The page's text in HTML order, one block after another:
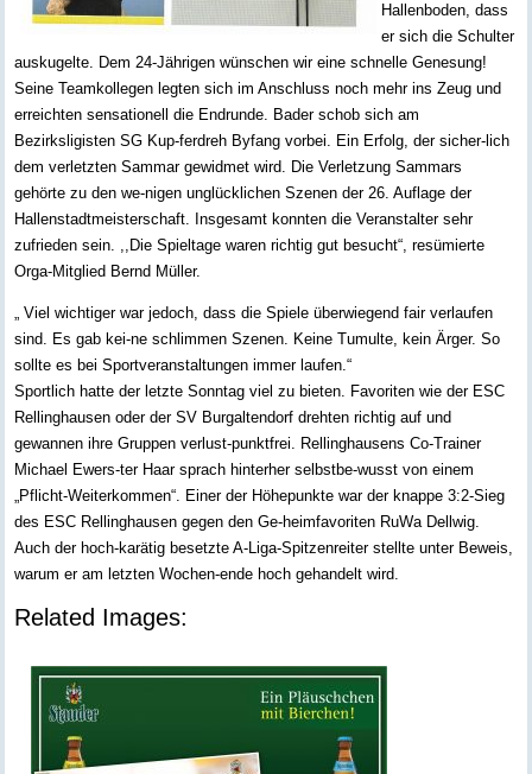
Hallenboden, dass
er sich die Schulter
auskugelte. Dem 24-Jährigen wünschen wir eine schnelle Genesung!
Seine Teamkollegen legten sich im Anschluss noch mehr ins Zeug und
erreichten sensationell die Endrunde. Bader schob sich am
Bezirksligisten SG Kup-ferdreh Byfang vorbei. Ein Erfolg, der sicher-lich
dem verletzten Sammar gewidmet wird. Die Verletzung Sammars
gehörte zu den we-nigen unglücklichen Szenen der 26. Auflage der
Hallenstadtmeisterschaft. Insgesamt konnten die Veranstalter sehr
zufrieden sein. ,,Die Spieltage waren richtig gut besucht“, resümierte
Orga-Mitglied Bernd Müller.
„ Viel wichtiger war jedoch, dass die Spiele überwiegend fair verlaufen
sind. Es gab kei-ne schlimmen Szenen. Keine Tumulte, kein Ärger. So
sollte es bei Sportveranstaltungen immer laufen.“
Sportlich hatte der letzte Sonntag viel zu bieten. Favoriten wie der ESC
Rellinghausen oder der SV Burgaltendorf drehten richtig auf und
gewannen ihre Gruppen verlust-punktfrei. Rellinghausens Co-Trainer
Michael Ewers-ter Haar sprach hinterher selbstbe-wusst von einem
„Pflicht-Weiterkommen“. Einer der Höhepunkte war der knappe 3:2-Sieg
des ESC Rellinghausen gegen den Ge-heimfavoriten RuWa Dellwig.
Auch der hoch-karätig besetzte A-Liga-Spitzenreiter stellte unter Beweis,
warum er am letzten Wochen-ende hoch gehandelt wird.
Related Images: